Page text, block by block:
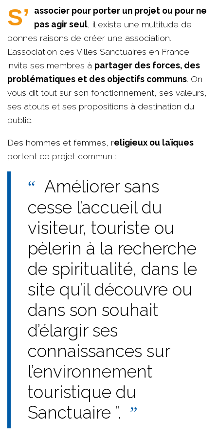
S’associer pour porter un projet ou pour ne pas agir seul, il existe une multitude de
bonnes raisons de créer une association.
L’association des Villes Sanctuaires en France
invite ses membres à partager des forces, des
problématiques et des objectifs communs. On
vous dit tout sur son fonctionnement, ses valeurs,
ses atouts et ses propositions à destination du
public.
Des hommes et femmes, religieux ou laïques
portent ce projet commun :
Améliorer sans
cesse l’accueil du
visiteur, touriste ou
pèlerin à la recherche
de spiritualité, dans le
site qu’il découvre ou
dans son souhait
d’élargir ses
connaissances sur
l’environnement
touristique du
Sanctuaire ”.